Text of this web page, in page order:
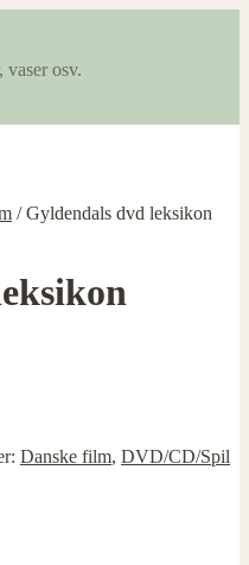
vaser osv.
/Gyldendals dvd leksikon
Danske film, DVD/CD/Spil